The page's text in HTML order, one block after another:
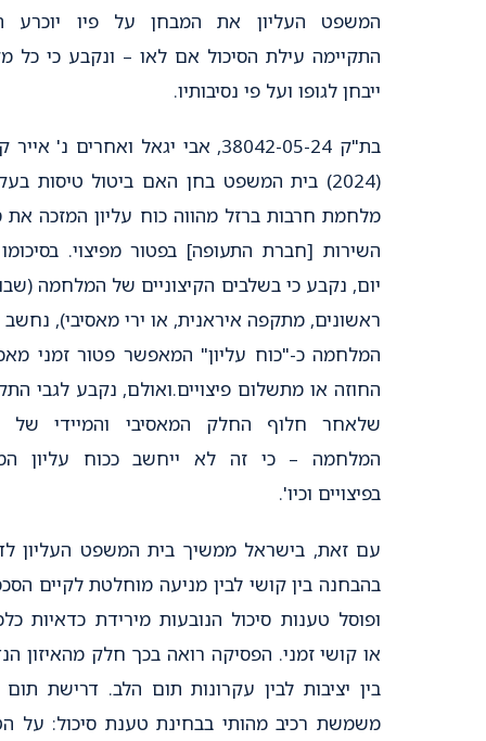
המשפט העליון את המבחן על פיו יוכרע
התקיימה עילת הסיכול אם לאו – ונקבע כי כל
ייבחן לגופו ועל פי נסיבותיו.
בת"ק 38042-05-24, אבי יגאל ואחרים נ'
(2024) בית המשפט בחן האם ביטול טיסות
מלחמת חרבות ברזל מהווה כוח עליון המזכה
השירות [חברת התעופה] בפטור מפיצוי.
יום, נקבע כי בשלבים הקיצוניים של המלחמה
ראשונים, מתקפה איראנית, או ירי מאסיבי),
המלחמה כ-"כוח עליון" המאפשר פטור זמני
החוזה או מתשלום פיצויים.ואולם, נקבע לגבי
שלאחר חלוף החלק המאסיבי והמיידי של
המלחמה – כי זה לא ייחשב ככוח עליון
בפיצויים וכיו'.
עם זאת, בישראל ממשיך בית המשפט העליון
בהבחנה בין קושי לבין מניעה מוחלטת לקיים
ופוסל טענות סיכול הנובעות מירידת כדאיות
או קושי זמני. הפסיקה רואה בכך חלק מהאיזון
בין יציבות לבין עקרונות תום הלב. דרישת
משמשת רכיב מהותי בבחינת טענת סיכול: על